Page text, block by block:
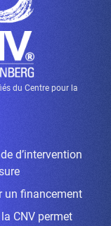
du Centre pour la
d’intervention
un financement
CNV permet